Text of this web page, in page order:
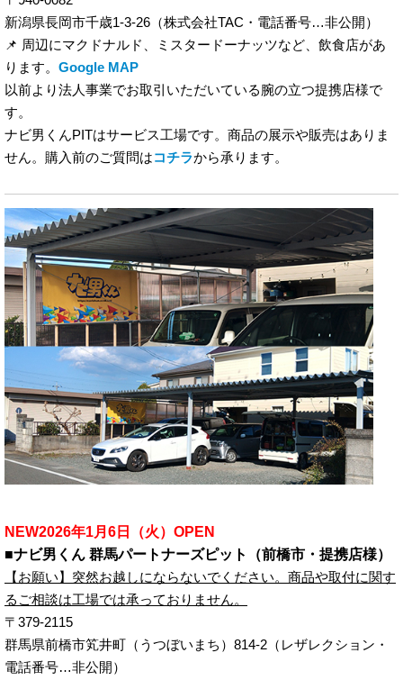
新潟県長岡市千歳1-3-26（株式会社TAC・電話番号…非公開）
📌 周辺にマクドナルド、ミスタードーナッツなど、飲食店があ
ります。 Google MAP
以前より法人事業でお取引いただいている腕の立つ提携店様で
す。
ナビ男くんPITはサービス工場です。商品の展示や販売はありま
せん。購入前のご質問はコチラから承ります。
NEW2026年1月6日（火）OPEN
■ナビ男くん 群馬パートナーズピット（前橋市・提携店様）
【お願い】突然お越しにならないでください。商品や取付に関す
るご相談は工場では承っておりません。
〒 379-2115
群馬県前橋市笂井町（うつぼいまち） 814-2 （レザレクション・
電話番号…非公開）